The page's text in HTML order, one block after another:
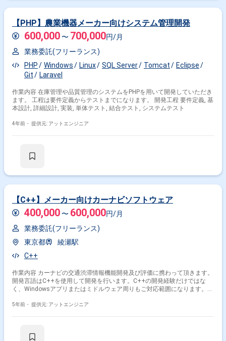
【PHP】農業機器メーカー向けシステム管理開発
600,000 〜 700,000円/月
業務委託(フリーランス)
PHP
Windows Linux SQL Server Tomcat
Eclipse
Git
Laravel
作業内容 在庫管理や品質管理のシステムをPHPを用いて開発していただき
ます。 工程は要件定義からテストまでになります。 開発工程 要件定義, 基
本設計, 詳細設計, 実装, 単体テスト, 結合テスト, システムテスト
4年前・ 提供元: アットエンジニア
【C++】メーカー向けカーナビソフトウェア
400,000 〜 600,000円/月
業務委託(フリーランス)
東京都
綾瀬駅
C++
作業内容 カーナビの交通渋滞情報機能開発及び評価に携わって頂きます。
開発言語はC++を使用して開発を行います。C++の開発経験だけではな
く、Windowsアプリまたはミドルウェア周りもご対応範囲になります。
5年前・ 提供元: アットエンジニア
Windows × 副業 Windows × 在宅・リモート
その他開発言語・スキルから探す
Linux AWS Java Windows Server
SQL
Oracle
VMware C# JavaScript C++
その他の職種から探す
サーバーサイドエンジニア